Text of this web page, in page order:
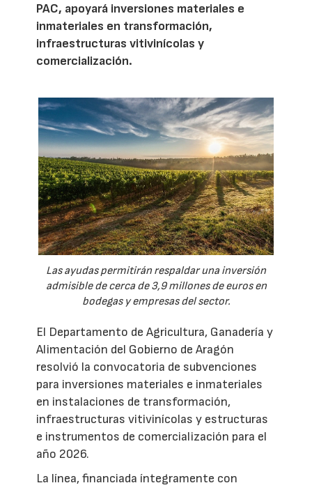
PAC, apoyará inversiones materiales e
inmateriales en transformación,
infraestructuras vitivinícolas y
comercialización.
Las ayudas permitirán respaldar una inversión
admisible de cerca de 3,9 millones de euros en
bodegas y empresas del sector.
El Departamento de Agricultura, Ganadería y
Alimentación del Gobierno de Aragón
resolvió la convocatoria de subvenciones
para inversiones materiales e inmateriales
en instalaciones de transformación,
infraestructuras vitivinícolas y estructuras
e instrumentos de comercialización para el
año 2026.
La línea, financiada íntegramente con